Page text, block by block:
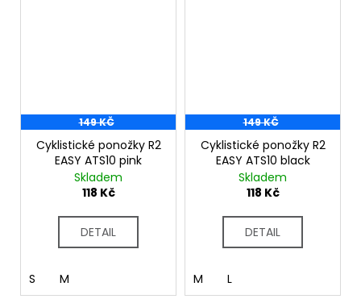
149 KČ
Cyklistické ponožky R2
EASY ATS10 pink
Skladem
118 Kč
DETAIL
S M
149 KČ
Cyklistické ponožky R2
EASY ATS10 black
Skladem
118 Kč
DETAIL
M L